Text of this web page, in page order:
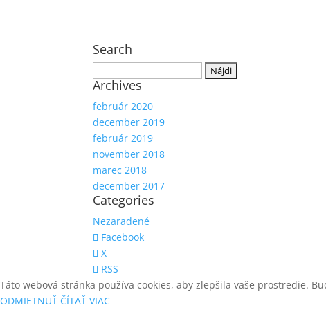
Search
Archives
február 2020
december 2019
február 2019
november 2018
marec 2018
december 2017
Categories
Nezaradené
Facebook
X
RSS
Táto webová stránka používa cookies, aby zlepšila vaše prostredie.
ODMIETNUŤ ČÍTAŤ VIAC